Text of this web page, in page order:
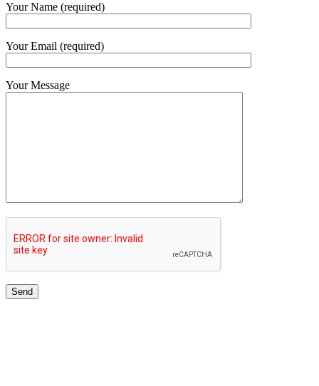
Your Name (required)
Your Email (required)
Your Message